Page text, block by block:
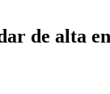
de alta